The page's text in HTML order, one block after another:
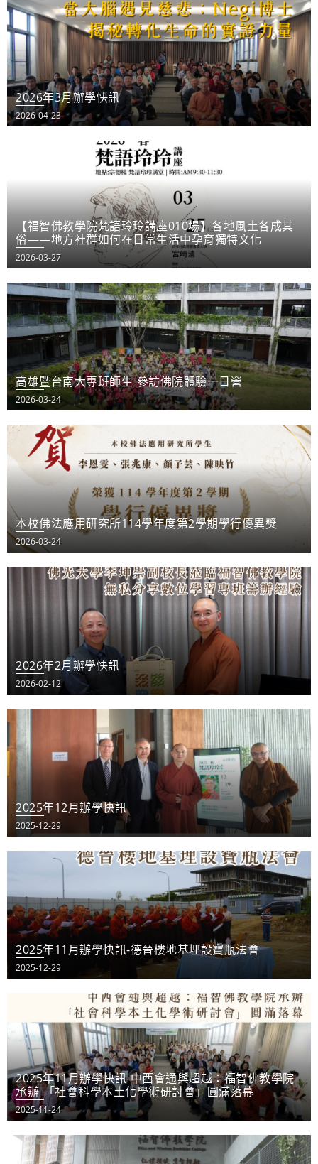
2026年3月辦學快訊
2026-04-23
【福智佛教學院梵語玲玲講座010場】各地風土各成其
俗——地方社群如何在日常生活中孕育獨特文化
2026-03-27
高雄暨台南大專班師生 參訪佛院體驗一日營
2026-03-24
本校佛法應用研究所114學年度第2學期學行優異獎
2026-03-24
2026年2月辦學快訊
2026-02-12
2025年12月辦學快訊
2025-12-29
2025年11月辦學快訊-德晉樓地基埋設寶瓶法會
2025-12-29
2025年11月辦學快訊-中西會通與超越：福智佛教學院
承辦 「社會科學本土化學術研討會」圓滿落幕
2025-11-24